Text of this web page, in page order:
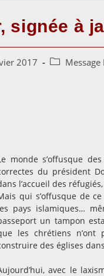
signée à
2017
Post Message
monde s’offusque
du président
l’accueil des
qui s’offusque de
pays islamiques…
un tampon
les chrétiens
des églises
avec le